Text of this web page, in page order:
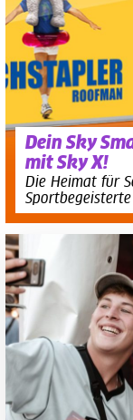
Dein Sky
mit Sky X!
Die Heimat für
Sportbegeisterte